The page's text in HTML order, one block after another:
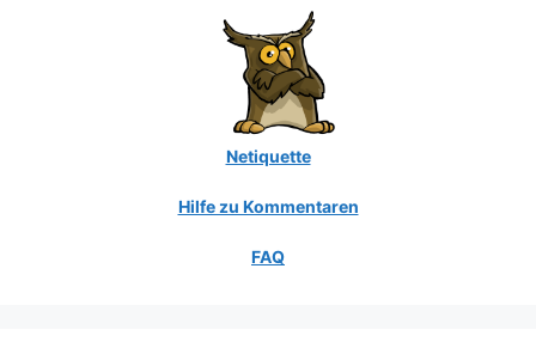
Netiquette
Hilfe zu Kommentaren
FAQ